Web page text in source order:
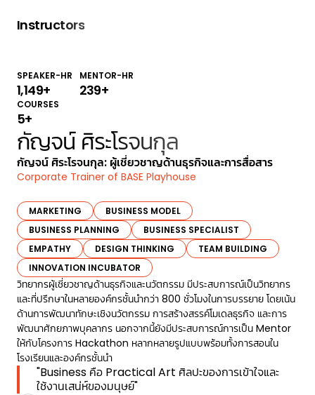
Instructors
กัญจน์ ศิระโรจนกุล
กัญจน์ ศิระโรจนกุล: ผู้เชี่ยวชาญด้านธุรกิจและการสื่อสาร
Corporate Trainer of BASE Playhouse
MARKETING
BUSINESS MODEL
BUSINESS PLANNING
BUSINESS SPECIALIST
EMPATHY
DESIGN THINKING
TEAM BUILDING
INNOVATION INCUBATOR
วิทยากรผู้เชี่ยวชาญด้านธุรกิจและนวัตกรรม มีประสบการณ์เป็นวิทยากร
และที่ปรึกษาในหลายองค์กรชั้นนำกว่า 800 ชั่วโมงในการบรรยาย โดยเน้น
ด้านการพัฒนาทักษะเชิงนวัตกรรม การสร้างสรรค์โมเดลธุรกิจ และการ
พัฒนาศักยภาพบุคลากร นอกจากนี้ยังมีประสบการณ์การเป็น Mentor
ให้กับโครงการ Hackathon หลากหลายรูปแบบพร้อมทั้งการสอนใน
โรงเรียนและองค์กรชั้นนำ
"Business คือ Practical Art ศิลปะของการเข้าใจและ
ใช้งานเสน่ห์ของมนุษย์"
SPEAKER-HR
1,200+
MENTOR-HR
250+
COURSES
5+